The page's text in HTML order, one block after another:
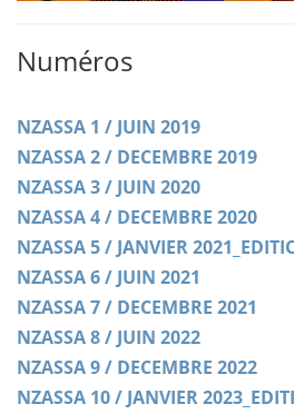
Numéros
NZASSA 1 / JUIN 2019
NZASSA 2 / DECEMBRE 2019
NZASSA 3 / JUIN 2020
NZASSA 4 / DECEMBRE 2020
NZASSA 5 / JANVIER
NZASSA 6 / JUIN 2021
NZASSA 7 / DECEMBRE 2021
NZASSA 8 / JUIN 2022
NZASSA 9 / DECEMBRE 2022
NZASSA 10 / JANVIER